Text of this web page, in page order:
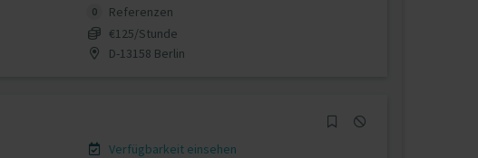
0
Referenzen
€125/Stunde
D-13158 Berlin
Verfügbarkeit einsehen